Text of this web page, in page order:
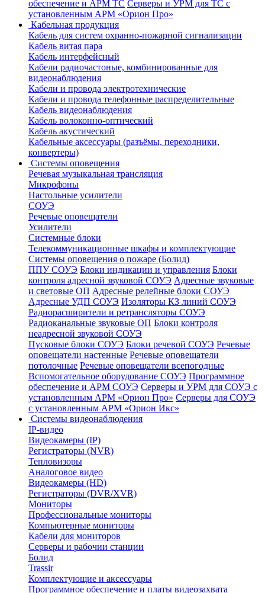
обеспечение и АРМ ТС Серверы и УРМ для ТС с
установленным АРМ «Орион Про»
Кабельная продукция
Кабель для систем охранно-пожарной сигнализации
Кабель витая пара
Кабель интерфейсный
Кабели радиочастоные, комбинированные для
видеонаблюдения
Кабели и провода электротехнические
Кабели и провода телефонные распределительные
Кабель видеонаблюдения
Кабель волоконно-оптический
Кабель акустический
Кабельные аксессуары (разъёмы, переходники,
конвертеры)
Системы оповещения
Речевая музыкальная трансляция
Микрофоны
Настольные усилители
СОУЭ
Речевые оповещатели
Усилители
Системные блоки
Телекоммуникационные шкафы и комплектующие
Системы оповещения о пожаре (Болид)
ППУ СОУЭ Блоки индикации и управления Блоки
контроля адресной звуковой СОУЭ Адресные звуковые
и световые ОП Адресные релейные блоки СОУЭ
Адресные УДП СОУЭ Изоляторы КЗ линий СОУЭ
Радиорасширители и ретрансляторы СОУЭ
Радиоканальные звуковые ОП Блоки контроля
неадресной звуковой СОУЭ
Пусковые блоки СОУЭ Блоки речевой СОУЭ Речевые
оповещатели настенные Речевые оповещатели
потолочные Речевые оповещатели всепогодные
Вспомогательное оборудование СОУЭ Программное
обеспечение и АРМ СОУЭ Серверы и УРМ для СОУЭ с
установленным АРМ «Орион Про» Серверы для СОУЭ
с установленным АРМ «Орион Икс»
Системы видеонаблюдения
IP-видео
Видеокамеры (IP)
Регистраторы (NVR)
Тепловизоры
Аналоговое видео
Видеокамеры (HD)
Регистраторы (DVR/XVR)
Мониторы
Профессиональные мониторы
Компьютерные мониторы
Кабели для мониторов
Серверы и рабочии станции
Болид
Trassir
Комплектующие и аксессуары
Программное обеспечение и платы видеозахвата